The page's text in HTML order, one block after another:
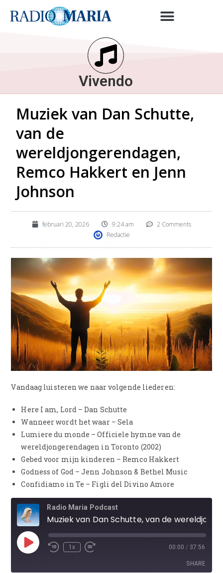
Vivendo
Muziek van Dan Schutte,
van de
wereldjongerendagen,
Remco Hakkert en Jenn
Johnson
februari 20, 2026 9:24 am
2 Comments
Redactie
Vandaag luisteren we naar volgende liederen:
Here I am, Lord – Dan Schutte
Wanneer wordt het waar – Sela
Lumiere du monde – Officiele hymne van de
wereldjongerendagen in Toronto (2002)
Gebed voor mijn kinderen – Remco Hakkert
Godness of God – Jenn Johnson & Bethel Music
Confidiamo in Te – Figli del Divino Amore
Radio Maria Podcast
1x 00:00 / 37:56
SHARE